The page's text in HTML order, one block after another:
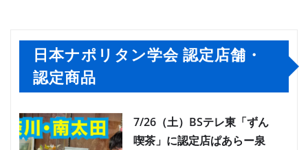
日本ナポリタン学会 認定店舗・
認定商品
7/26（土）BSテレ東「ずん
喫茶」に認定店ぱあらー泉